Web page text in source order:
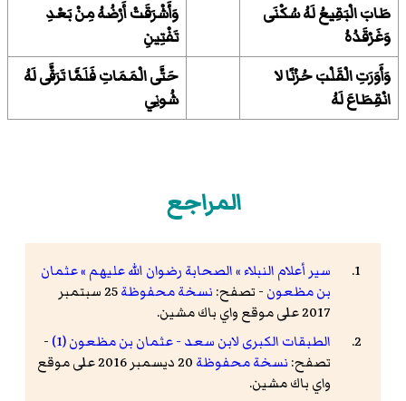
طَابَ الْبَقِيعُ لَهُ سُكْنَى
وَغَرْقَدُهُ
وَأَشْرَقَتْ أَرْضُهُ مِنْ بَعْدِ
تَفْتِينِ
وَأَوَرَتِ الْقَلْبَ حُزْنًا لا
انْقِطَاعَ لَهُ
حَتَّى الْمَمَاتِ فَلَمَّا تَرَقَّى لَهُ
شُونِي
المراجع
سير أعلام النبلاء » الصحابة رضوان الله عليهم » عثمان
بن مظعون - تصفح: نسخة محفوظة
25 سبتمبر
2017 على موقع واي باك مشين.
الطبقات الكبرى لابن سعد - عثمان بن مظعون (1)
-
تصفح: نسخة محفوظة
20 ديسمبر 2016 على موقع
واي باك مشين.